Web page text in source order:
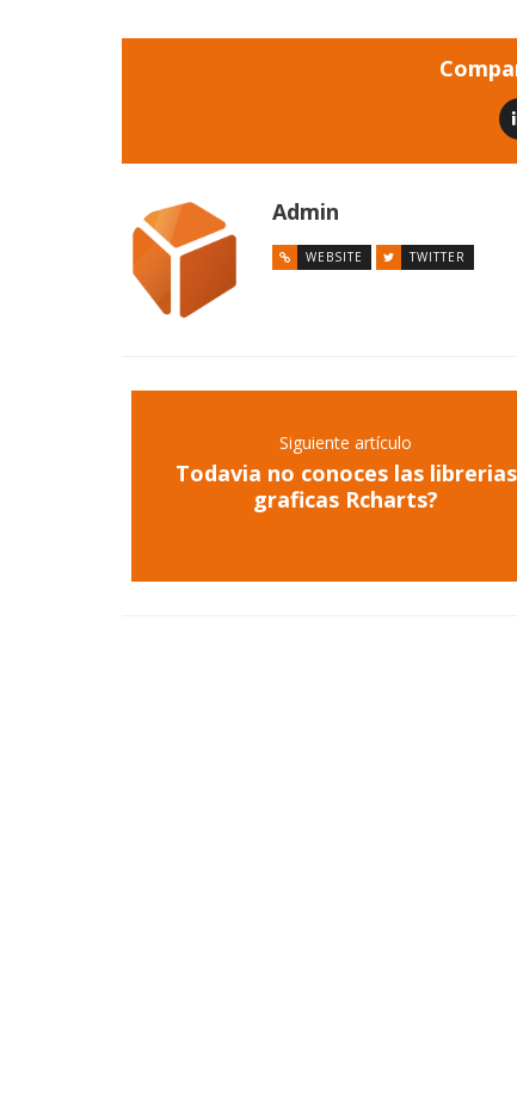
Admin
WEBSITE TWITTER
Siguiente artículo
Todavia no conoces las librerias
graficas Rcharts?